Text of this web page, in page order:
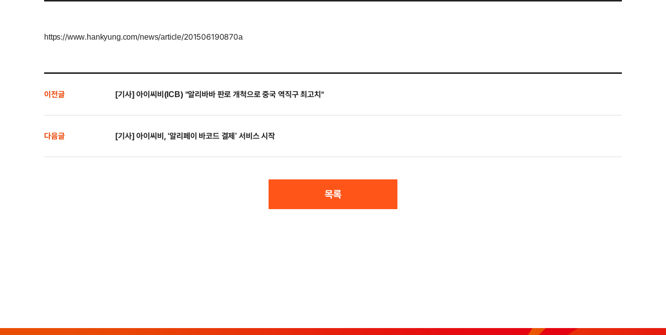
https://www.hankyung.com/news/article/201506190870a
이전글 [기사] 아이씨비(ICB) "알리바바 판로 개척으로 중국 역직구 최고치"
다음글 [기사] 아이씨비, ‘알리페이 바코드 결제’ 서비스 시작
목록